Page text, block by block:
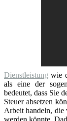
Dienstleistung wie
als eine der
bedeutet, dass Sie
Steuer absetzen
Arbeit handeln, die
werden könnte.